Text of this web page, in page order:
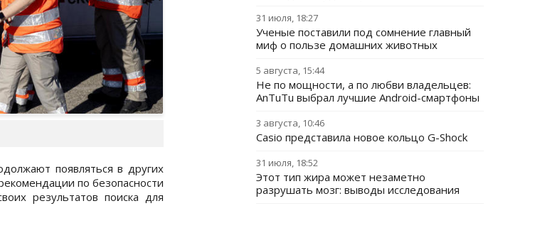
появляться в других
по безопасности
результатов поиска для
31 июля, 18:27
Ученые поставили под сомнение главный
миф о пользе домашних животных
5 августа, 15:44
Не по мощности, а по любви владельцев:
AnTuTu выбрал лучшие Android-смартфоны
3 августа, 10:46
Casio представила новое кольцо G-Shock
31 июля, 18:52
Этот тип жира может незаметно
разрушать мозг: выводы исследования